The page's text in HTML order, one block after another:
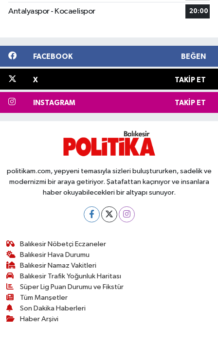
Antalyaspor - Kocaelispor 20:00
FACEBOOK BEĞEN
X TAKIP ET
INSTAGRAM TAKIP ET
politikam.com, yepyeni temasıyla sizleri buluştururken, sadelik ve
modernizmi bir araya getiriyor. Şatafattan kaçınıyor ve insanlara
haber okuyabilecekleri bir altyapı sunuyor.
Balıkesir Nöbetçi Eczaneler
Balıkesir Hava Durumu
Balıkesir Namaz Vakitleri
Balıkesir Trafik Yoğunluk Haritası
Süper Lig Puan Durumu ve Fikstür
Tüm Manşetler
Son Dakika Haberleri
Haber Arşivi